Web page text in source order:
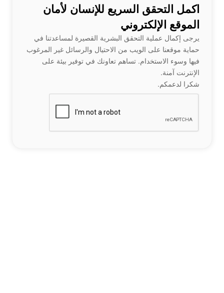
اكمل التحقق السريع للإنسان لأمان
الموقع الإلكتروني
يرجى إكمال عملية التحقق البشرية القصيرة لمساعدتنا في
حماية موقعنا على الويب من الاحتيال والرسائل غير المرغوب
فيها وسوء الاستخدام. تساهم تعاونك في توفير بيئة على
الإنترنت آمنة.
شكرا لدعمكم.